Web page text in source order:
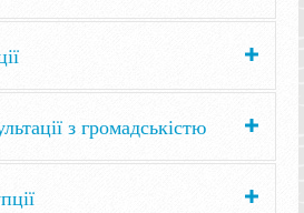
з громадськістю